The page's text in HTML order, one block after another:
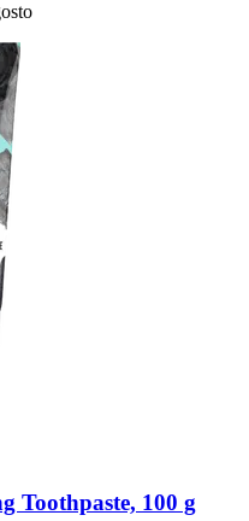
Toothpaste, 100 g